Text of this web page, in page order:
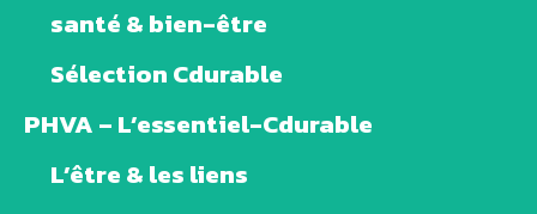
santé & bien-être
Sélection Cdurable
PHVA – L’essentiel-Cdurable
L’être & les liens